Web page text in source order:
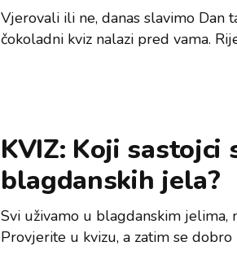
Vjerovali ili ne, danas slavimo Dan
čokoladni kviz nalazi pred vama.
KVIZ: Koji sastojci
blagdanskih jela?
Svi uživamo u blagdanskim jelima,
Provjerite u kvizu, a zatim se dobro